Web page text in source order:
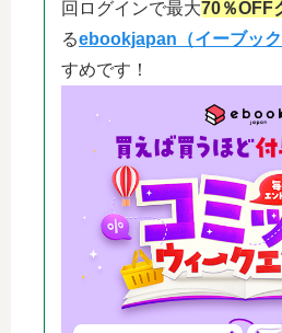
回ログインで最大70％OFF
るebookjapan（イーブック
すめです！